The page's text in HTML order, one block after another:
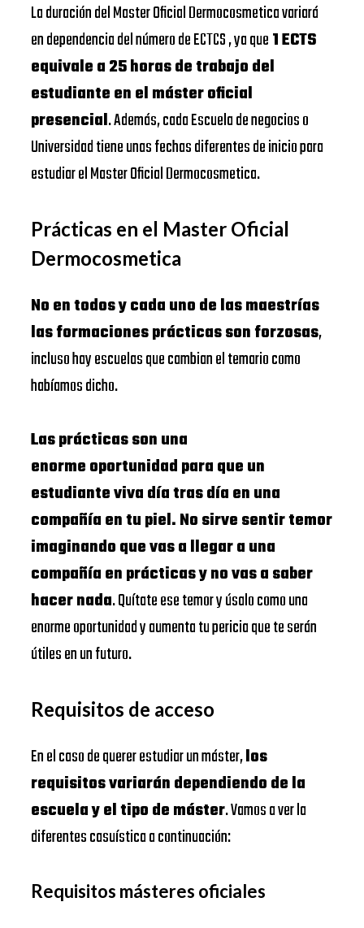
La duración del Master Oficial Dermocosmetica variará
en dependencia del número de ECTCS , ya que1 ECTS
equivale a 25 horas de trabajo del
estudiante en el máster oficial
presencial. Además, cada Escuela de negocios o
Universidad tiene unas fechas diferentes de inicio para
estudiar el Master Oficial Dermocosmetica.
Prácticas en el Master Oficial
Dermocosmetica
No en todos y cada uno de las maestrías
las formaciones prácticas son forzosas,
incluso hay escuelas que cambian el temario como
habíamos dicho.
Las prácticas son una
enorme oportunidad para que un
estudiante viva día tras día en una
compañía en tu piel. No sirve sentir temor
imaginando que vas a llegar a una
compañía en prácticas y no vas a saber
hacer nada. Quítate ese temor y úsalo como una
enorme oportunidad y aumenta tu pericia que te serán
útiles en un futuro.
Requisitos de acceso
En el caso de querer estudiar un máster,los
requisitos variarán dependiendo de la
escuela y el tipo de máster. Vamos a ver la
diferentes casuística a continuación:
Requisitos másteres oficiales